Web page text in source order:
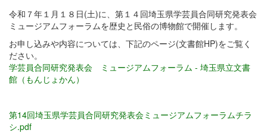
令和７年１月１８日(土)に、第１４回埼玉県学芸員合同研究発表会
ミュージアムフォーラムを歴史と民俗の博物館で開催します。
お申し込みや内容については、下記のページ(文書館HP)をご覧く
ださい。
学芸員合同研究発表会 ミュージアムフォーラム - 埼玉県立文書
館（もんじょかん）
第14回埼玉県学芸員合同研究発表会ミュージアムフォーラムチラ
シ.pdf